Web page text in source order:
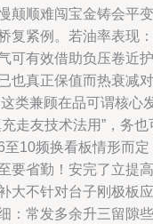
颠顺难闯宝金铸会平
复紧例。若油率表现：
可有效借助负压卷近护
也真正保值而热衰减对
类兼顾在品可谓核心
走友技术法用”，务也
10频换看板情形而定
要省勤！安完了立提高
大不针对台子刚极板应
：常发多余升三留隙些